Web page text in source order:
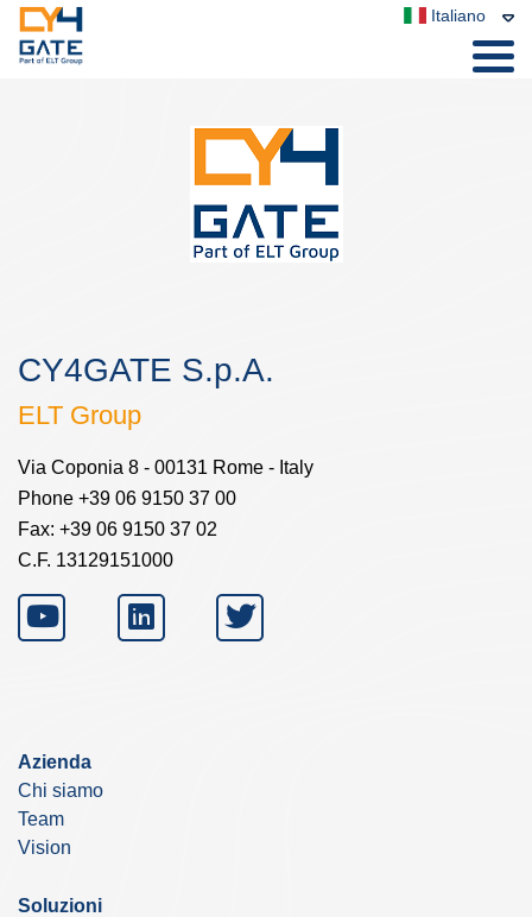
Italiano
CY4GATE S.p.A.
ELT Group
Via Coponia 8 - 00131 Rome - Italy
Phone +39 06 9150 37 00
Fax: +39 06 9150 37 02
C.F. 13129151000
Azienda
Chi siamo
Team
Vision
Soluzioni